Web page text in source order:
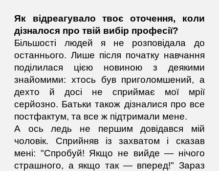
Як відреагувало твоє оточення, коли
дізналося про твій вибір професії?
Більшості людей я не розповідала до
останнього. Лише після початку навчання
поділилася цією новиною з деякими
знайомими: хтось був приголомшений, а
дехто й досі не сприймає мої мрії
серйозно. Батьки також дізналися про все
постфактум, та все ж підтримали мене.
А ось ледь не першим довідався мій
чоловік. Сприйняв із захватом і сказав
мені: "Спробуй! Якщо не вийде — нічого
страшного, а якщо так — вперед!" Зараз